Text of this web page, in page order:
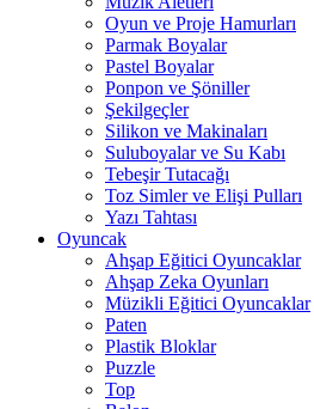
Oyun ve Proje Hamurları
Parmak Boyalar
Pastel Boyalar
Ponpon ve Şöniller
Şekilgeçler
Silikon ve Makinaları
Suluboyalar ve Su Kabı
Tebeşir Tutacağı
Toz Simler ve Elişi Pulları
Yazı Tahtası
Oyuncak
Ahşap Eğitici Oyuncaklar
Ahşap Zeka Oyunları
Müzikli Eğitici Oyuncaklar
Paten
Plastik Bloklar
Puzzle
Top